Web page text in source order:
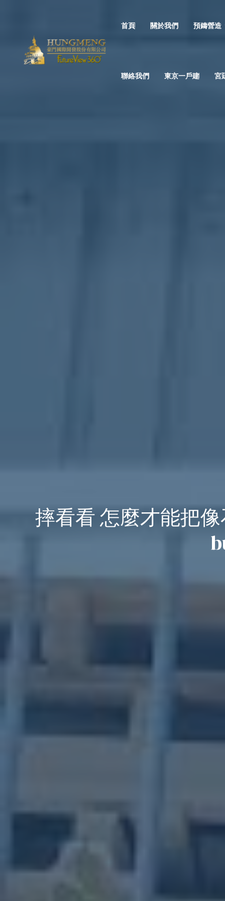
首頁 關於我們 預鑄營造
聯絡我們 東京一戶建 宮
摔看看 怎麼才能把